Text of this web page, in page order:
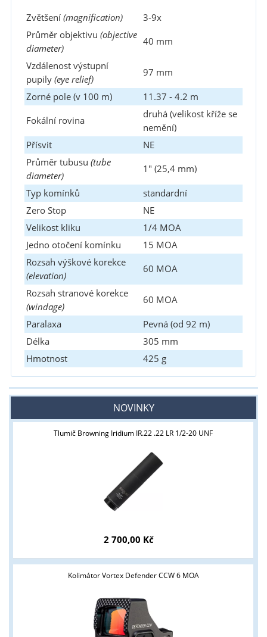
Zvětšení(magnification)
3-9x
Průměr objektivu (objective
diameter)
40 mm
Vzdálenost výstupní
pupily(eye relief)
97 mm
Zorné pole (v 100 m)
11.37 - 4.2 m
Fokální rovina
druhá (velikost kříže se
nemění)
Přísvit
NE
Průměr tubusu (tube
diameter)
1" (25,4 mm)
Typ komínků
standardní
Zero Stop
NE
Velikost kliku
1/4 MOA
Jedno otočení komínku
15 MOA
Rozsah výškové korekce
(elevation)
60 MOA
Rozsah stranové korekce
(windage)
60 MOA
Paralaxa
Pevná (od 92 m)
Délka
305 mm
Hmotnost
425 g
NOVINKY
Tlumič Browning Iridium IR.22 .22 LR 1/2-20 UNF
2 700,00 Kč
Kolimátor Vortex Defender CCW 6 MOA